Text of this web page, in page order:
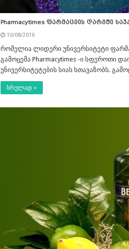
Pharmacytimes ფარმაციის დარგში
10/08/2016
რომელია ლიდერი უნივერსიტეტი
გამოცემა Pharmacytimes -ი სფეროთი
უნივერსიტეტების სიას სთავაზობს.
სრულად »